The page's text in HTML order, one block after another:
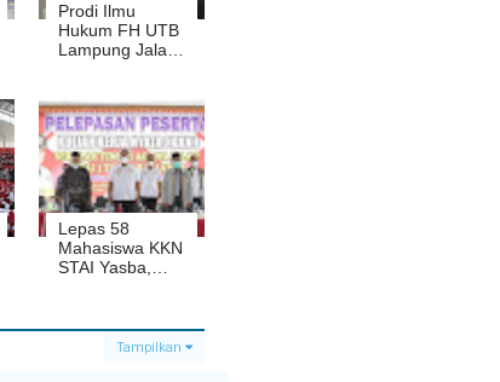
Prodi Ilmu
Hukum FH UTB
Lampung Jalani
PT
Lepas 58
Mahasiswa KKN
STAI Yasba,
Mahasiswa
Tampilkan